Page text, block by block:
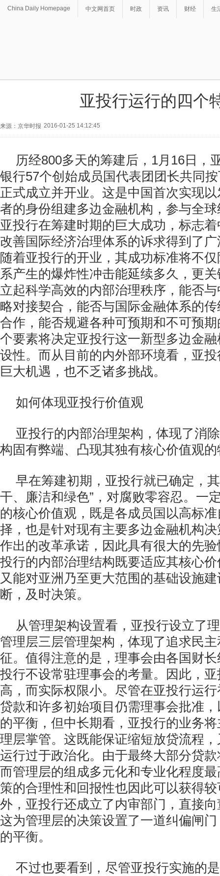
China Daily Homepage 中文网首页 时政 资讯 财经 生
亚投行运行的四个
来源：京华时报 2016-01-25 14:12:45
历经800多天的筹建后，1月16日，
银行57个创始成员国代表团团长共同
正式成立并开业。这是中国首次实现
者的身份组建多边金融机构，参与全
亚投行在筹建时期的巨大成功，标志
改善国际经济治理体系的诉求得到了
随着亚投行的开业，其成功标准将不
系产生的爆炸性冲击能延续多久，更
立起科学高效的内部治理秩序，能否
略对接契合，能否与国际金融体系的
合作，能否规避各种可预期和不可预
个要素将决定亚投行这一新型多边金
设性。而从目前的内外部环境看，亚
巨大机遇，也不乏诸多挑战。
如何体现亚投行价值观
亚投行的内部治理架构，体现了消
构固有弊端、凸现其独有核心价值观
早在筹建初期，亚投行就已确定，
干、廉洁和绿色”，对腐败零容忍。一
的核心价值观，既是各成员国以高标
择，也是针对现有主要多边金融机构
作出的改革承诺，因此具有很大的先
投行的内部治理结构既要适应其核心
又能对亚洲乃至更大范围的基础设施
断，及时决策。
从管理架构设置看，亚投行设立了
管理层三层管理架构，体现了追求民
征。值得注意的是，理事会由各国财
投行不设常驻理事会的考量。因此，
高，而实际权限小。尽管在亚投行运
贷款和许多初始项目仍需理事会批准
的平衡，但中长期看，亚投行的业务
理层掌管。这既能保证缩短放贷流程
运行过于政治化。由于最终大部分贷
而管理层的组成多元化和专业化程度
策的合理性和回报性也因此可以获得
外，亚投行还成立了内审部门，直接
这为管理层的决策设置了一道纠偏闸
的平衡。
不过也要看到，尽管亚投行实施的